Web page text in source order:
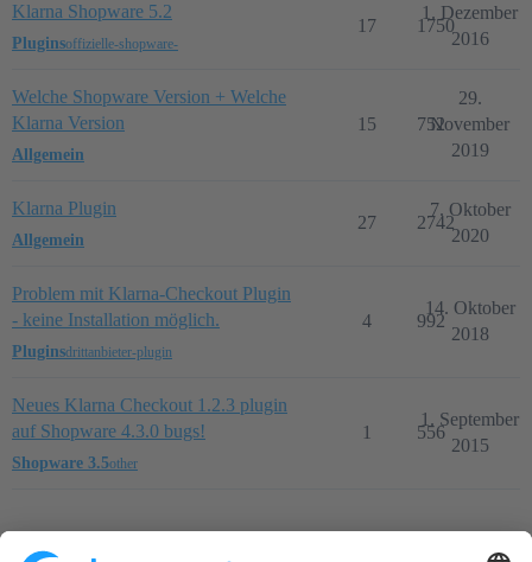
Klarna Shopware 5.2
Pluginsoffizielle-shopware-
17 1750
1. Dezember
2016
Welche Shopware Version + Welche
Klarna Version
Allgemein
15 752
29.
November
2019
Klarna Plugin
Allgemein
27 2742
7. Oktober
2020
Problem mit Klarna-Checkout Plugin
- keine Installation möglich.
Pluginsdrittanbieter-plugin
4 992
14. Oktober
2018
Neues Klarna Checkout 1.2.3 plugin
auf Shopware 4.3.0 bugs!
Shopware 3.5other
1 556
1. September
2015